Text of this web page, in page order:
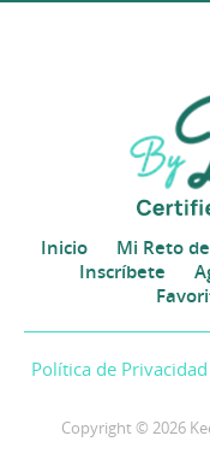
Inicio Mi Reto
Inscríbete
Política de Privacidad
Copyright © 2026